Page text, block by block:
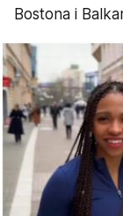
Bostona i